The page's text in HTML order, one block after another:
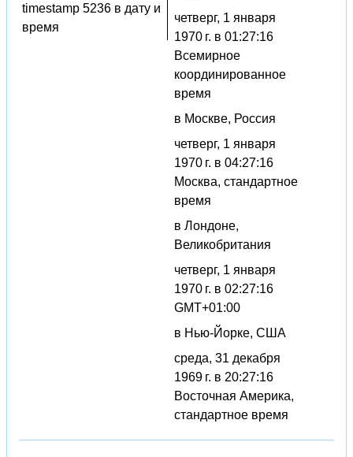
timestamp 5236 в дату и
время
четверг, 1 января
1970 г. в 01:27:16
Всемирное
координированное
время
в Москве, Россия
четверг, 1 января
1970 г. в 04:27:16
Москва, стандартное
время
в Лондоне,
Великобритания
четверг, 1 января
1970 г. в 02:27:16
GMT+01:00
в Нью-Йорке, США
среда, 31 декабря
1969 г. в 20:27:16
Восточная Америка,
стандартное время